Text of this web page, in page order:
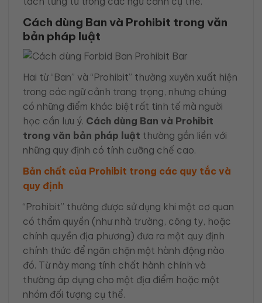
Cách dùng Ban và Prohibit trong văn
bản pháp luật
Hai từ “Ban” và “Prohibit” thường xuyên xuất hiện
trong các ngữ cảnh trang trọng, nhưng chúng
có những điểm khác biệt rất tinh tế mà người
học cần lưu ý. Cách dùng Ban và Prohibit
trong văn bản pháp luật thường gắn liền với
những quy định có tính cưỡng chế cao.
Bản chất của Prohibit trong các quy tắc và
quy định
“Prohibit” thường được sử dụng khi một cơ quan
có thẩm quyền (như nhà trường, công ty, hoặc
chính quyền địa phương) đưa ra một quy định
chính thức để ngăn chặn một hành động nào
đó. Từ này mang tính chất hành chính và
thường áp dụng cho một địa điểm hoặc một
nhóm đối tượng cụ thể.